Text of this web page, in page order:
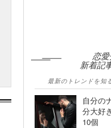
恋
新着記
最新のトレンドを知
自分の
分大好
10個